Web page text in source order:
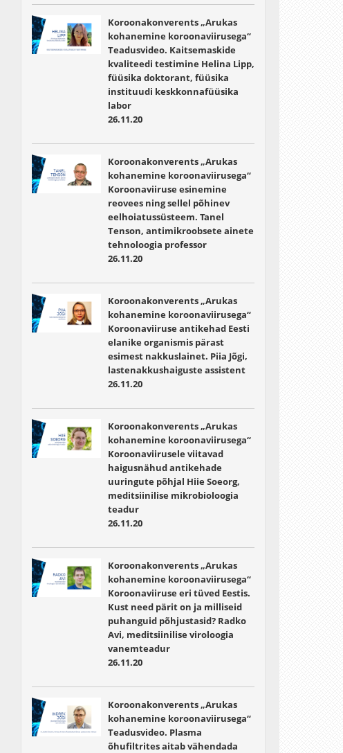
Koroonakonverents „Arukas
kohanemine koroonaviirusega“
Teadusvideo. Kaitsemaskide
kvaliteedi testimine Helina Lipp,
füüsika doktorant, füüsika
instituudi keskkonnafüüsika
labor
26.11.20
Koroonakonverents „Arukas
kohanemine koroonaviirusega“
Koroonaviiruse esinemine
reovees ning sellel põhinev
eelhoiatussüsteem. Tanel
Tenson, antimikroobsete ainete
tehnoloogia professor
26.11.20
Koroonakonverents „Arukas
kohanemine koroonaviirusega“
Koroonaviiruse antikehad Eesti
elanike organismis pärast
esimest nakkuslainet. Piia Jõgi,
lastenakkushaiguste assistent
26.11.20
Koroonakonverents „Arukas
kohanemine koroonaviirusega“
Koroonaviirusele viitavad
haigusnähud antikehade
uuringute põhjal Hiie Soeorg,
meditsiinilise mikrobioloogia
teadur
26.11.20
Koroonakonverents „Arukas
kohanemine koroonaviirusega“
Koroonaviiruse eri tüved Eestis.
Kust need pärit on ja milliseid
puhanguid põhjustasid? Radko
Avi, meditsiinilise viroloogia
vanemteadur
26.11.20
Koroonakonverents „Arukas
kohanemine koroonaviirusega“
Teadusvideo. Plasma
õhufiltrites aitab vähendada